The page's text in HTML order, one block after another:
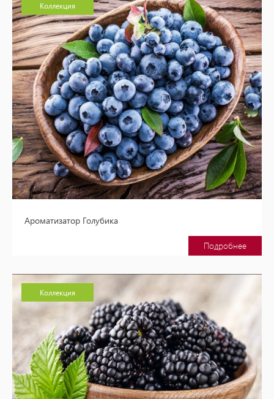
Коллекция
Ароматизатор Голубика
Подробнее
Коллекция